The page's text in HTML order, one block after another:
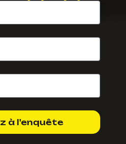
à l'enquête